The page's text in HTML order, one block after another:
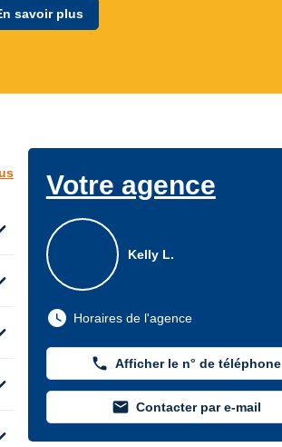
savoir plus
Votre agence
Kelly L.
watch_later Horaires de l'agence
phone Afficher le n° de téléphone
mail Contacter par e-mail